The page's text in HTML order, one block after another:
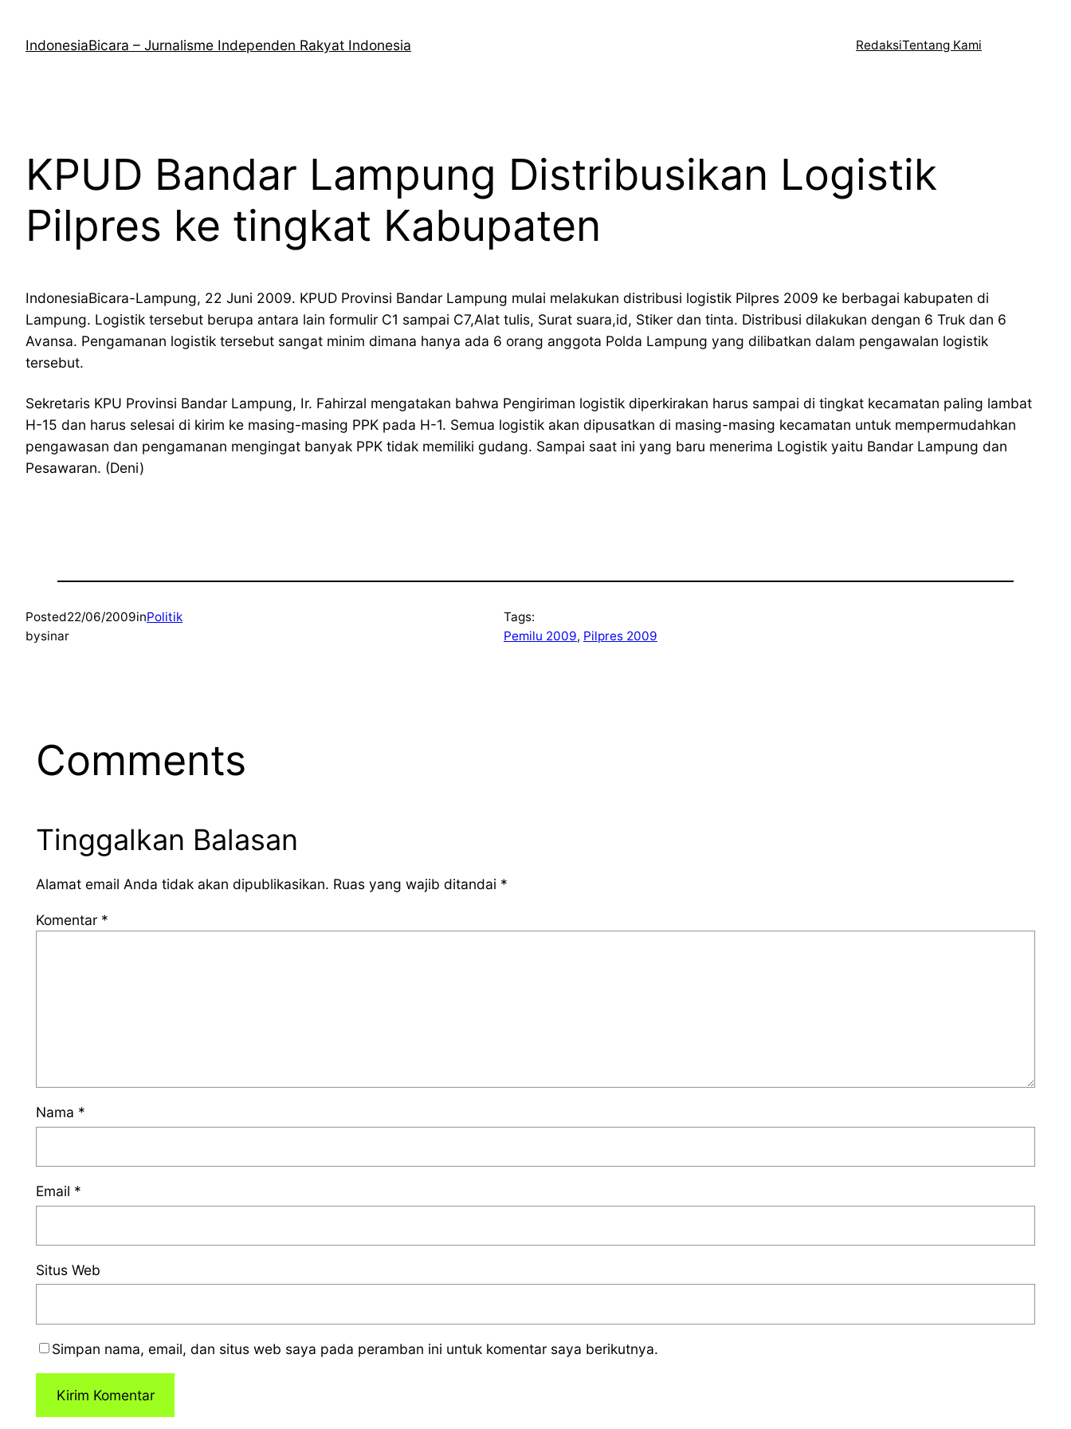
kontenIndonesiaBicara – Jurnalisme Independen Rakyat Indonesia RedaksiTentang Kami
KPUD Bandar Lampung Distribusikan Logistik
Pilpres ke tingkat Kabupaten
IndonesiaBicara-Lampung, 22 Juni 2009. KPUD Provinsi Bandar Lampung mulai melakukan distribusi logistik Pilpres 2009 ke berbagai kabupaten di
Lampung. Logistik tersebut berupa antara lain formulir C1 sampai C7,Alat tulis, Surat suara,id, Stiker dan tinta. Distribusi dilakukan dengan 6 Truk dan 6
Avansa. Pengamanan logistik tersebut sangat minim dimana hanya ada 6 orang anggota Polda Lampung yang dilibatkan dalam pengawalan logistik
tersebut.
Sekretaris KPU Provinsi Bandar Lampung, Ir. Fahirzal mengatakan bahwa Pengiriman logistik diperkirakan harus sampai di tingkat kecamatan paling lambat
H-15 dan harus selesai di kirim ke masing-masing PPK pada H-1. Semua logistik akan dipusatkan di masing-masing kecamatan untuk mempermudahkan
pengawasan dan pengamanan mengingat banyak PPK tidak memiliki gudang. Sampai saat ini yang baru menerima Logistik yaitu Bandar Lampung dan
Pesawaran. (Deni)
Posted22/06/2009inPolitik
bysinar
Tags:
Pemilu 2009, Pilpres 2009
Comments
Tinggalkan Balasan
Alamat email Anda tidak akan dipublikasikan. Ruas yang wajib ditandai *
Komentar *
Nama *
Email *
Situs Web
Simpan nama, email, dan situs web saya pada peramban ini untuk komentar saya berikutnya.